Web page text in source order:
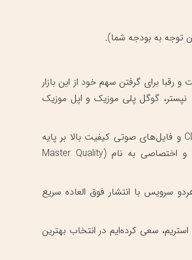
توجه به بودجه شما).
برای گرفتن سهم خود از این بازار
نپستر، گوگل پلی موزیک و اپل موزیک
تیدال هم با تمرکز بر ارائه کیفیت صدایی فوق‌العاده با پخش بدون افت کیفیت در حد CD و فایل‌های صوتی کیفیت بالا بر پایه
پسوند FLAC ، توانست برای خود شهرت کسب کند. تیدال همینطور بخشی حرفه‌ای و اختصاصی به نام (Master Quality
سرویس با انتشار فوق العاده سریع
سعی کرده‌ایم در انتخاب بهترین